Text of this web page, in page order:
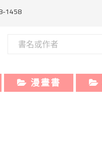
1458
漫畫書